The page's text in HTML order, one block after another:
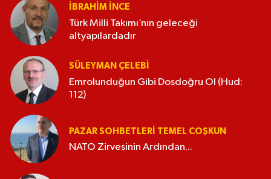
İBRAHIM İNCE
Türk Milli Takımı’nın geleceği
altyapılardadır
SÜLEYMAN ÇELEBI
Emrolunduğun Gibi Dosdoğru Ol (Hud:
112)
PAZAR SOHBETLERI TEMEL COŞKUN
NATO Zirvesinin Ardından...